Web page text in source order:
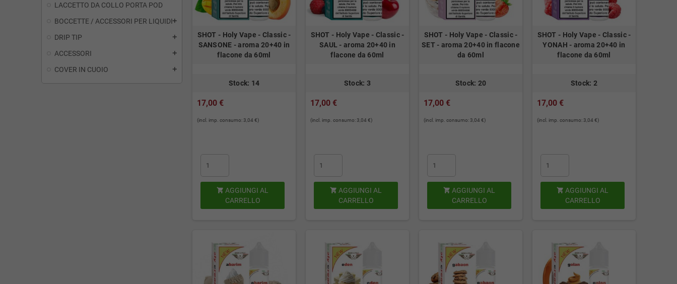
LACCETTO DA COLLO PORTA POD
BOCCETTE / ACCESSORI PER LIQUIDIadd
DRIP TIP add
ACCESSORI add
COVER IN CUOIO add
SHOT - Holy Vape - Classic -
SANSONE - aroma 20+40 in
flacone da 60ml
Stock: 14
17,00 €
(incl. imp. consumo: 3,04 €)
 AGGIUNGI AL
CARRELLO
SHOT - Holy Vape - Classic -
SAUL - aroma 20+40 in
flacone da 60ml
Stock: 3
17,00 €
(incl. imp. consumo: 3,04 €)
 AGGIUNGI AL
CARRELLO
SHOT - Holy Vape - Classic -
SET - aroma 20+40 in flacone
da 60ml
Stock: 20
17,00 €
(incl. imp. consumo: 3,04 €)
 AGGIUNGI AL
CARRELLO
SHOT - Holy Vape - Classic -
YONAH - aroma 20+40 in
flacone da 60ml
Stock: 2
17,00 €
(incl. imp. consumo: 3,04 €)
 AGGIUNGI AL
CARRELLO